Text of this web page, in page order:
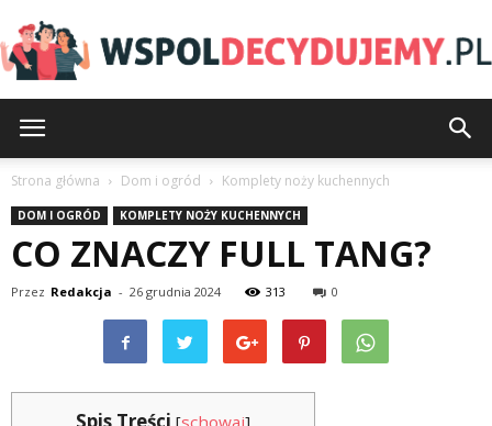
Strona główna Dom i ogród Komplety noży kuchennych
DOM I OGRÓD KOMPLETY NOŻY KUCHENNYCH
CO ZNACZY FULL TANG?
Przez Redakcja - 26 grudnia 2024 313 0
[schowaj]